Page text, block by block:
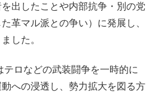
出したことや内部抗争・別の党
革マル派との争い）に発展し、
した。
ロなどの武装闘争を一時的に
への浸透し、勢力拡大を図る方